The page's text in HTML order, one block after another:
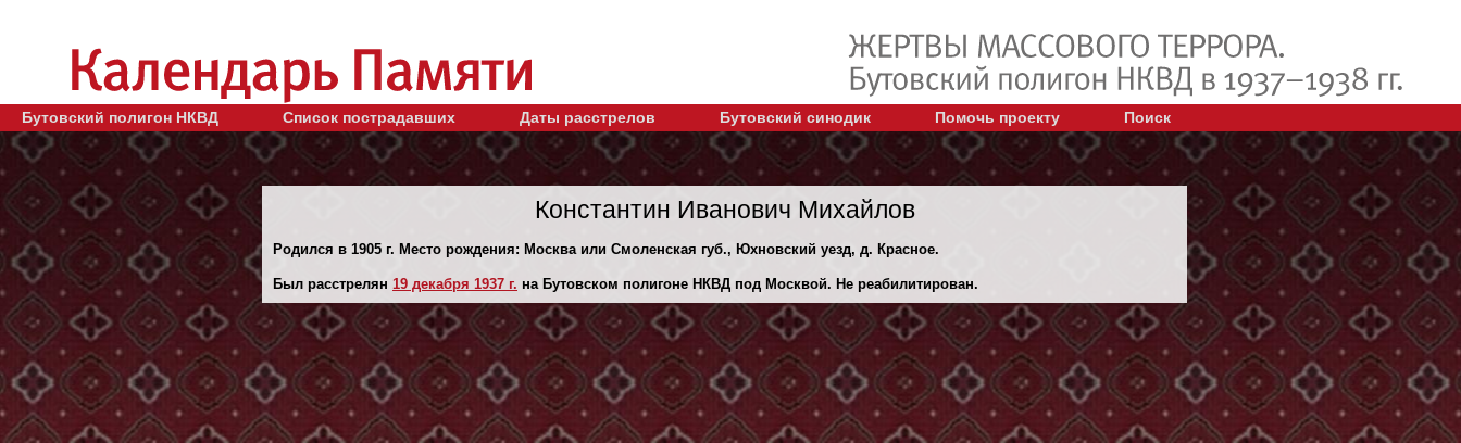
Бутовский полигон НКВД Список пострадавших Даты расстрелов Бутовский синодик Помочь проекту Поиск
Константин Иванович Михайлов
Родился в 1905 г. Место рождения: Москва или Смоленская губ., Юхновский уезд, д. Красное.
Был расстрелян 19 декaбря 1937 г. на Бутовском полигоне НКВД под Москвой. Не реабилитирован.